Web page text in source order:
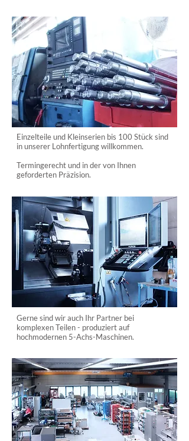
Einzelteile und Kleinserien bis 100 Stück sind
in unserer Lohnfertigung willkommen.
Termingerecht und in der von Ihnen
geforderten Präzision.
Gerne sind wir auch Ihr Partner bei
komplexen Teilen - produziert auf
hochmodernen 5-Achs-Maschinen.